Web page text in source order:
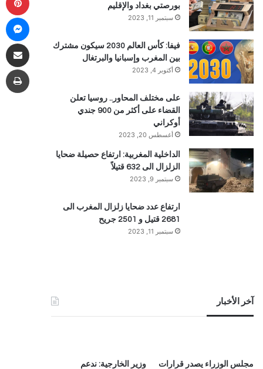
بورصتي بغداد والإقليم
سبتمبر 11, 2023
فيفا: كأس العالم 2030 سيكون مشترك
بين المغرب وإسبانيا والبرتغال
أكتوبر 4, 2023
على مختلف المحاور.. روسيا تعلن
القضاء على أكثر من 900 جندي
أوكراني
أغسطس 20, 2023
الداخلية المغربية: ارتفاع حصيلة ضحايا
الزلزال الى 632 قتيلاً
سبتمبر 9, 2023
ارتفاع عدد ضحايا زلزال المغرب الى
2681 قتيل و 2501 جريح
سبتمبر 11, 2023
آخر الأخبار
مجلس الوزراء يصدر قرارات
وزير الخارجية: ندعم